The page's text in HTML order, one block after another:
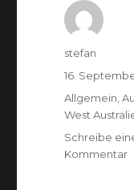
Autor
stefan
Veröffentlicht
am
16.
Kategorien
Allgemein,
West
Schreibe
Kommentarzu